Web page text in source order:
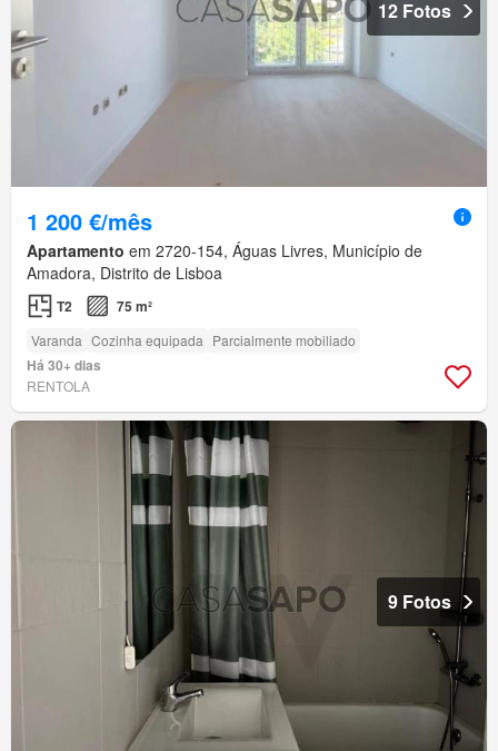
12 Fotos
1 200 €/mês
Apartamento em 2720-154, Águas Livres, Município de
Amadora, Distrito de Lisboa
T2 75 m²
Varanda Cozinha equipada Parcialmente mobiliado
Há 30+ dias
RENTOLA
9 Fotos